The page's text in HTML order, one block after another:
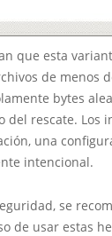
que esta
de menos
bytes
del rescate. Los
una
intencional.
se
de usar estas